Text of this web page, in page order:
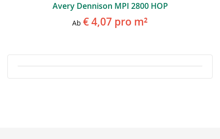
Avery Dennison MPI 2800 HOP
Ab € 4,07 pro m²